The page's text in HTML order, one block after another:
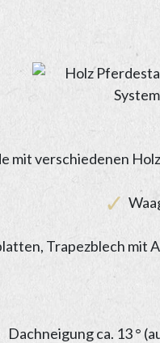
mit verschiedenen
Trapezblech mit
Dachneigung ca. 13 °